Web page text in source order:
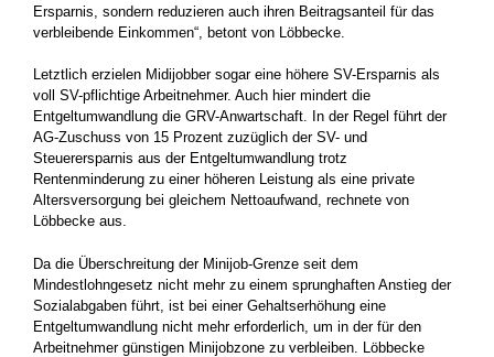
Ersparnis, sondern reduzieren auch ihren Beitragsanteil für das
verbleibende Einkommen“, betont von Löbbecke.
Letztlich erzielen Midijobber sogar eine höhere SV-Ersparnis als
voll SV-pflichtige Arbeitnehmer. Auch hier mindert die
Entgeltumwandlung die GRV-Anwartschaft. In der Regel führt der
AG-Zuschuss von 15 Prozent zuzüglich der SV- und
Steuerersparnis aus der Entgeltumwandlung trotz
Rentenminderung zu einer höheren Leistung als eine private
Altersversorgung bei gleichem Nettoaufwand, rechnete von
Löbbecke aus.
Da die Überschreitung der Minijob-Grenze seit dem
Mindestlohngesetz nicht mehr zu einem sprunghaften Anstieg der
Sozialabgaben führt, ist bei einer Gehaltserhöhung eine
Entgeltumwandlung nicht mehr erforderlich, um in der für den
Arbeitnehmer günstigen Minijobzone zu verbleiben. Löbbecke